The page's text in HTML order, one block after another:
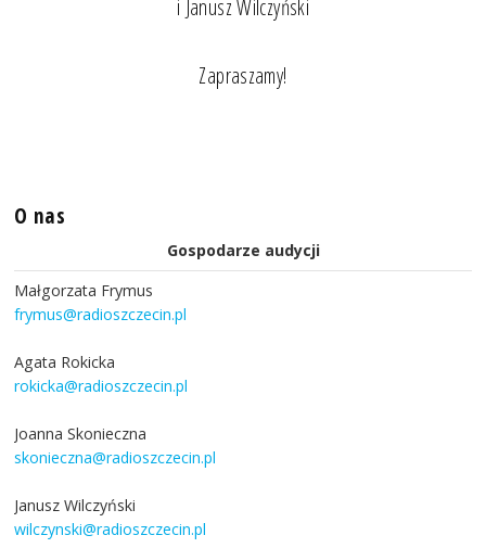
i Janusz Wilczyński
Zapraszamy!
O nas
Gospodarze audycji
Małgorzata Frymus
frymus@radioszczecin.pl
Agata Rokicka
rokicka@radioszczecin.pl
Joanna Skonieczna
skonieczna@radioszczecin.pl
Janusz Wilczyński
wilczynski@radioszczecin.pl